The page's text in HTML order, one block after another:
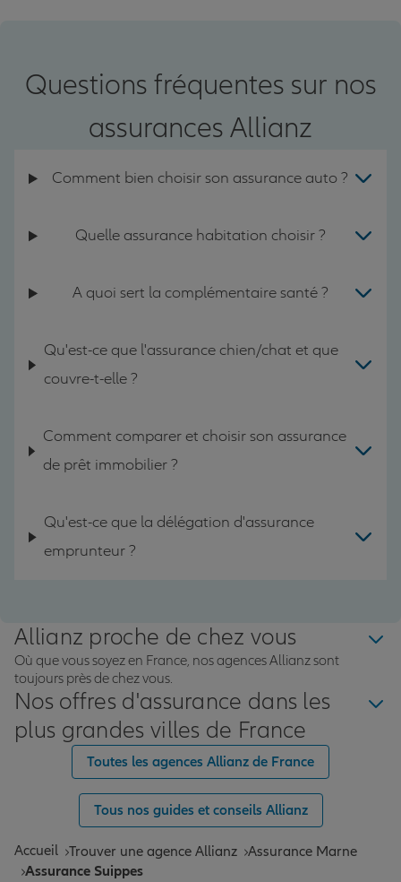
Questions fréquentes sur nos
assurances Allianz
Comment bien choisir son assurance auto ?
Quelle assurance habitation choisir ?
A quoi sert la complémentaire santé ?
Qu'est-ce que l'assurance chien/chat et que
couvre-t-elle ?
Comment comparer et choisir son assurance
de prêt immobilier ?
Qu'est-ce que la délégation d'assurance
emprunteur ?
Allianz proche de chez vous
Où que vous soyez en France, nos agences Allianz sont
toujours près de chez vous.
Nos offres d'assurance dans les
plus grandes villes de France
Toutes les agences Allianz de France
Tous nos guides et conseils Allianz
Accueil Trouver une agence Allianz Assurance Marne
Assurance Suippes